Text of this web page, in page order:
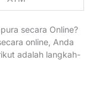
secara Online?
online, Anda
adalah langkah-